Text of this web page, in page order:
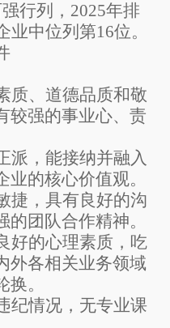
行列， 2025年排
业中位列第16位。
质、道德品质和敬
较强的事业心、责
派，能接纳并融入
的核心价值观。
捷，具有良好的沟
团队合作精神。
好的心理素质 ，吃
外各相关业务领域
。
纪情况，无专业课